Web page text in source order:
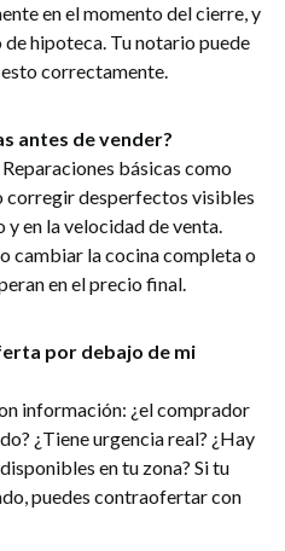
en el momento del cierre, y
hipoteca. Tu notario puede
correctamente.
antes de vender?
básicas como
desperfectos visibles
en la velocidad de venta.
cambiar la cocina completa o
en el precio final.
por debajo de mi
información: ¿el comprador
¿Tiene urgencia real? ¿Hay
en tu zona? Si tu
puedes contraofertar con